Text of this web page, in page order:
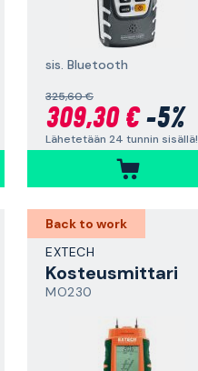
sis. Bluetooth
325,60 €
309,30 €-5%
Lähetetään 24 tunnin sisällä!
Back to work
EXTECH
Kosteusmittari
MO230